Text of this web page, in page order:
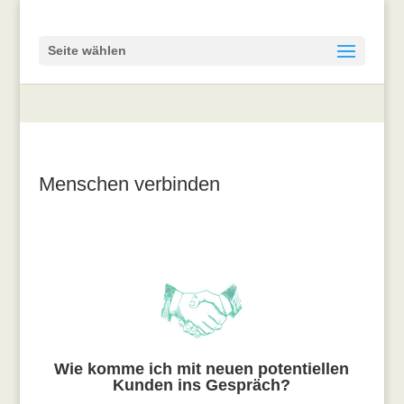
Seite wählen
Menschen verbinden
Wie komme ich mit neuen potentiellen
Kunden ins Gespräch?